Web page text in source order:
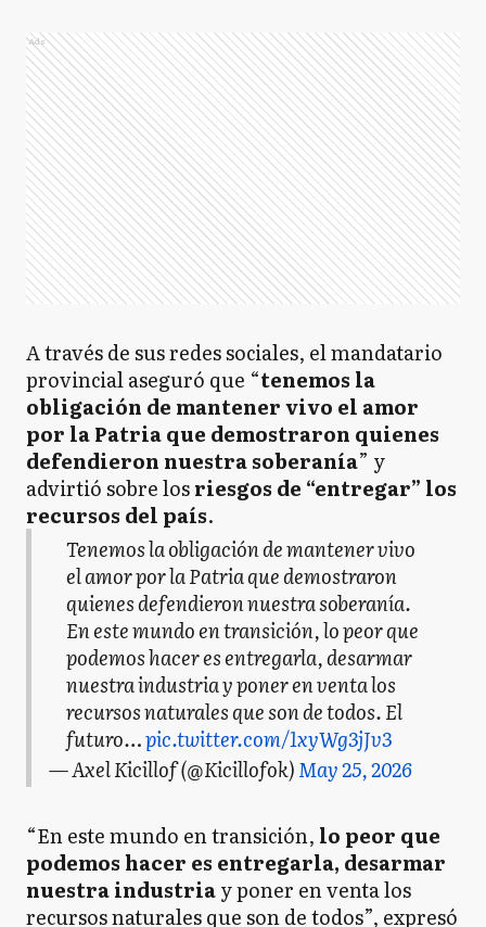
Ads
A través de sus redes sociales, el mandatario
provincial aseguró que “tenemos la
obligación de mantener vivo el amor
por la Patria que demostraron quienes
defendieron nuestra soberanía” y
advirtió sobre losriesgos de “entregar” los
recursos del país.
Tenemos la obligación de mantener vivo
el amor por la Patria que demostraron
quienes defendieron nuestra soberanía.
En este mundo en transición, lo peor que
podemos hacer es entregarla, desarmar
nuestra industria y poner en venta los
recursos naturales que son de todos. El
futuro…pic.twitter.com/1xyWg3jJv3
— Axel Kicillof (@Kicillofok)May 25, 2026
“En este mundo en transición, lo peor que
podemos hacer es entregarla, desarmar
nuestra industriay poner en venta los
recursos naturales que son de todos”, expresó